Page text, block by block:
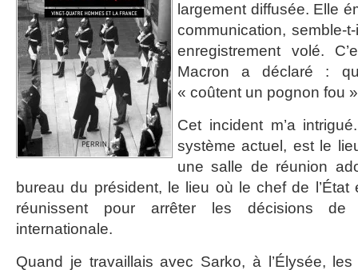
largement diffusée. Elle
communication, semble-
enregistrement volé.
Macron a déclaré :
« coûtent un pognon fou
Cet incident m’a
système actuel, est le
une salle de réunion
bureau du président, le lieu où le chef de
réunissent pour arrêter les décisions de
internationale.
Quand je travaillais avec Sarko, à l’Élysée,